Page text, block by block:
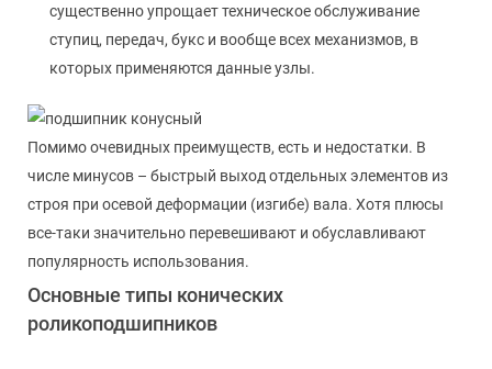
существенно упрощает техническое обслуживание
ступиц, передач, букс и вообще всех механизмов, в
которых применяются данные узлы.
Помимо очевидных преимуществ, есть и недостатки. В
числе минусов – быстрый выход отдельных элементов из
строя при осевой деформации (изгибе) вала. Хотя плюсы
все-таки значительно перевешивают и обуславливают
популярность использования.
Основные типы конических
роликоподшипников